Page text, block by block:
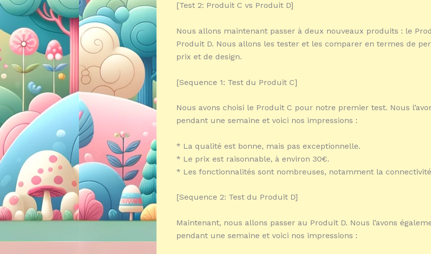
[Test 2: Produit C vs Produit D]
Nous allons maintenant passer à deux nouveaux produits : le
Produit D. Nous allons les tester et les comparer en termes de
prix et de design.
[Sequence 1: Test du Produit C]
Nous avons choisi le Produit C pour notre premier test. Nous
pendant une semaine et voici nos impressions :
* La qualité est bonne, mais pas exceptionnelle.
* Le prix est raisonnable, à environ 30€.
* Les fonctionnalités sont nombreuses, notamment la
[Sequence 2: Test du Produit D]
Maintenant, nous allons passer au Produit D. Nous l’avons
pendant une semaine et voici nos impressions :